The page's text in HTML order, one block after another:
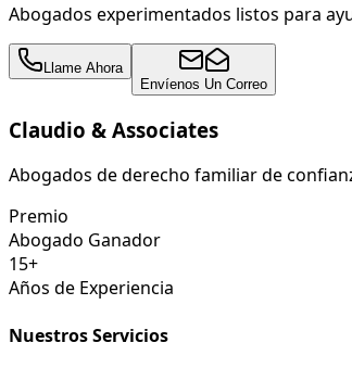
Abogados experimentados listos para
Llame Ahora
Envíenos Un Correo
Claudio & Associates
Abogados de derecho familiar de
Premio
Abogado Ganador
15+
Años de Experiencia
Nuestros Servicios